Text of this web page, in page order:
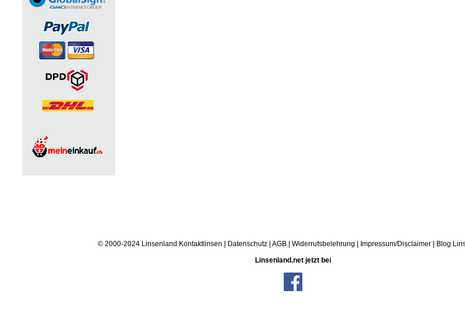
© 2000-2024 Linsenland Kontaktlinsen Datenschutz AGB Widerrufsbelehrung Impressum/Disclaimer
Blog
Linsenland.net jetzt bei